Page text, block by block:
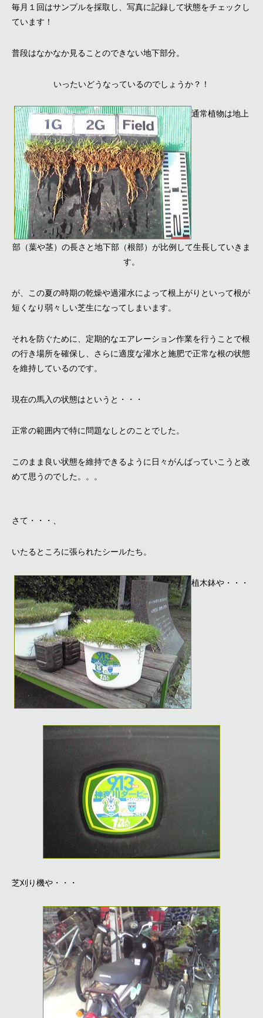
毎月１回はサンプルを採取し、写真に記録して状態をチェックし
ています！
普段はなかなか見ることのできない地下部分。
いったいどうなっているのでしょうか？！
通常植物は地上
部（葉や茎）の長さと地下部（根部）が比例して生長していきま
す。
が、この夏の時期の乾燥や過灌水によって根上がりといって根が
短くなり弱々しい芝生になってしまいます。
それを防ぐために、定期的なエアレーション作業を行うことで根
の行き場所を確保し、さらに適度な灌水と施肥で正常な根の状態
を維持しているのです。
現在の馬入の状態はというと・・・
正常の範囲内で特に問題なしとのことでした。
このまま良い状態を維持できるように日々がんばっていこうと改
めて思うのでした。。。
さて・・・、
いたるところに張られたシールたち。
植木鉢や・・・
芝刈り機や・・・